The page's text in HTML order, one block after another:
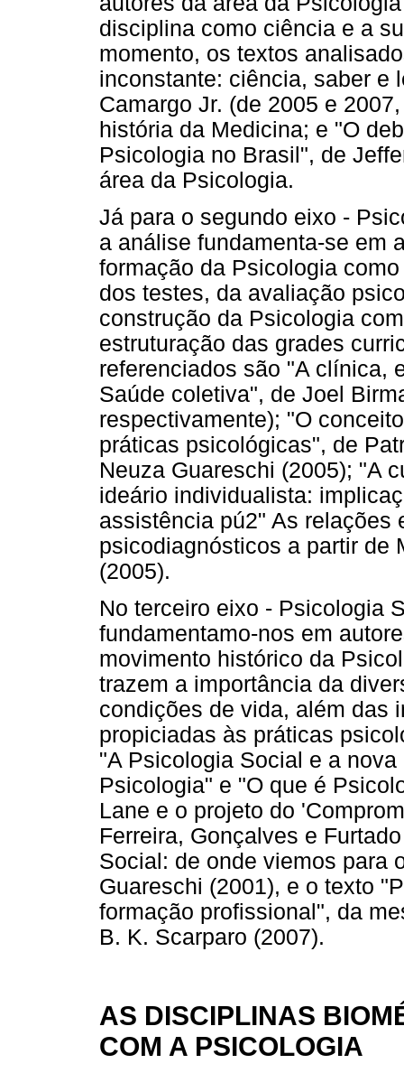
disciplina como ciência e a
momento, os textos
inconstante: ciência, saber e
Camargo Jr. (de 2005 e
história da Medicina; e "O
Psicologia no Brasil", de
área da Psicologia.
Já para o segundo eixo -
a análise fundamenta-se em
formação da Psicologia
dos testes, da avaliação
construção da Psicologia
estruturação das grades
referenciados são "A clínica,
Saúde coletiva", de Joel
respectivamente); "O
práticas psicológicas", de
Neuza Guareschi (2005); "A
ideário individualista:
assistência pú2" As relações
psicodiagnósticos a partir de
(2005).
No terceiro eixo - Psicologia
fundamentamo-nos em
movimento histórico da
trazem a importância da
condições de vida, além das
propiciadas às práticas
"A Psicologia Social e a
Psicologia" e "O que é
Lane e o projeto do
Ferreira, Gonçalves e
Social: de onde viemos para
Guareschi (2001), e o texto
formação profissional", da
B. K. Scarparo (2007).
AS DISCIPLINAS
COM A PSICOLOGIA